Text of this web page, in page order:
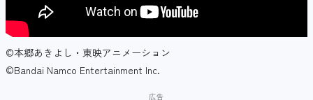
©本郷あきよし・東映アニメーション
©Bandai Namco Entertainment Inc.